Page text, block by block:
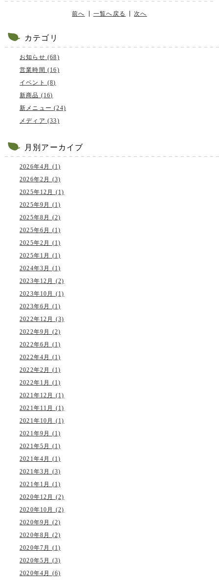
前へ 一覧へ戻る 次へ
カテゴリ
お知らせ (68)
営業時間 (16)
イベント (8)
新商品 (16)
新メニュー (24)
メディア (33)
月別アーカイブ
2026年4月 (1)
2026年2月 (3)
2025年12月 (1)
2025年9月 (1)
2025年8月 (2)
2025年6月 (1)
2025年2月 (1)
2025年1月 (1)
2024年3月 (1)
2023年12月 (2)
2023年10月 (1)
2023年6月 (1)
2022年12月 (3)
2022年9月 (2)
2022年6月 (1)
2022年4月 (1)
2022年2月 (1)
2022年1月 (1)
2021年12月 (1)
2021年11月 (1)
2021年10月 (1)
2021年9月 (1)
2021年5月 (1)
2021年4月 (1)
2021年3月 (3)
2021年1月 (1)
2020年12月 (2)
2020年10月 (2)
2020年9月 (2)
2020年8月 (2)
2020年7月 (1)
2020年5月 (3)
2020年4月 (6)